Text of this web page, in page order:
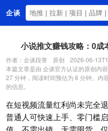
企谈
资讯动态
关于我们
小说推文赚钱攻略：0成
作者：企谈段誉 原创 2026-06-
本篇文章是由 企谈官方认证的原创内
27 分钟，阅读时间预估为 6 分钟。内
的信息。
在短视频流量红利尚未完全
普通人可快速上手、零门槛